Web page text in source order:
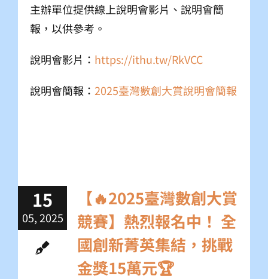
主辦單位提供線上說明會影片、說明會簡
報，以供參考。
說明會影片： https://ithu.tw/RkVCC
說明會簡報： 2025臺灣數創大賞說明會簡報
15
05, 2025
【🔥2025臺灣數創大賞
競賽】熱烈報名中！ 全
國創新菁英集結，挑戰
金獎15萬元🏆